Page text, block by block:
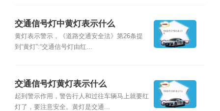
交通信号灯中黄灯表示什么
黄灯表示警示，《道路交通安全法》第26条提
到“黄灯”:“交通信号灯由红...
交通信号灯黄灯表示什么
起到警示作用，警告行人和过往车辆马上就要红
灯了，要注意安全。黄灯是交通...